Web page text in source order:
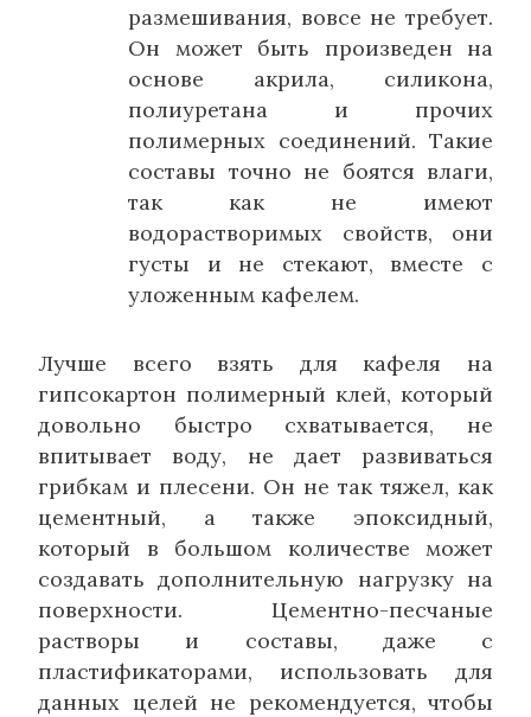
размешивания, вовсе не требует.
Он может быть произведен на
основе акрила, силикона,
полиуретана и прочих
полимерных соединений. Такие
составы точно не боятся влаги,
так как не имеют
водорастворимых свойств, они
густы и не стекают, вместе с
уложенным кафелем.
Лучше всего взять для кафеля на
гипсокартон полимерный клей, который
довольно быстро схватывается, не
впитывает воду, не дает развиваться
грибкам и плесени. Он не так тяжел, как
цементный, а также эпоксидный,
который в большом количестве может
создавать дополнительную нагрузку на
поверхности. Цементно-песчаные
растворы и составы, даже с
пластификаторами, использовать для
данных целей не рекомендуется, чтобы